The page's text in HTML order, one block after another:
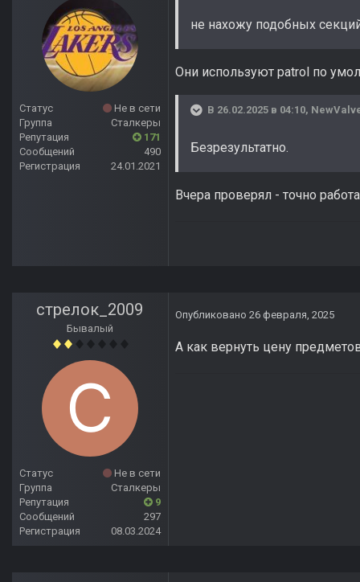
Статус
Не в сети
Группа
Сталкеры
Репутация
171
Сообщений
490
Регистрация
24.01.2021
не нахожу подобных
Они используют patrol по
В 26.02.2025 в 04:10,
Безрезультатно.
Вчера проверял - точно
стрелок_2009
Бывалый
Статус
Не в сети
Группа
Сталкеры
Репутация
9
Сообщений
297
Регистрация
08.03.2024
Опубликовано 26 февраля, 2025
А как вернуть цену